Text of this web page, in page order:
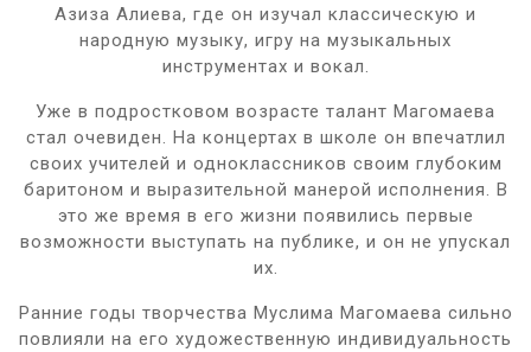
Азиза Алиева, где он изучал классическую и
народную музыку, игру на музыкальных
инструментах и вокал.
Уже в подростковом возрасте талант Магомаева
стал очевиден. На концертах в школе он впечатлил
своих учителей и одноклассников своим глубоким
баритоном и выразительной манерой исполнения. В
это же время в его жизни появились первые
возможности выступать на публике, и он не упускал
их.
Ранние годы творчества Муслима Магомаева сильно
повлияли на его художественную индивидуальность